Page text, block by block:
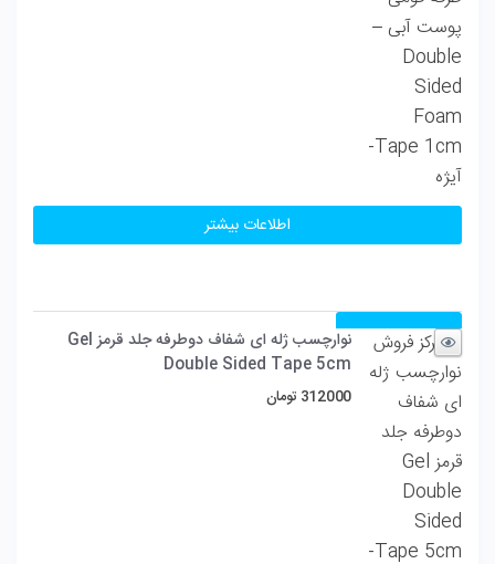
اطلاعات بیشتر
مقایسه
نوارچسب ژله‌ ای شفاف دوطرفه جلد قرمز Gel
Double Sided Tape 5cm
312000 تومان